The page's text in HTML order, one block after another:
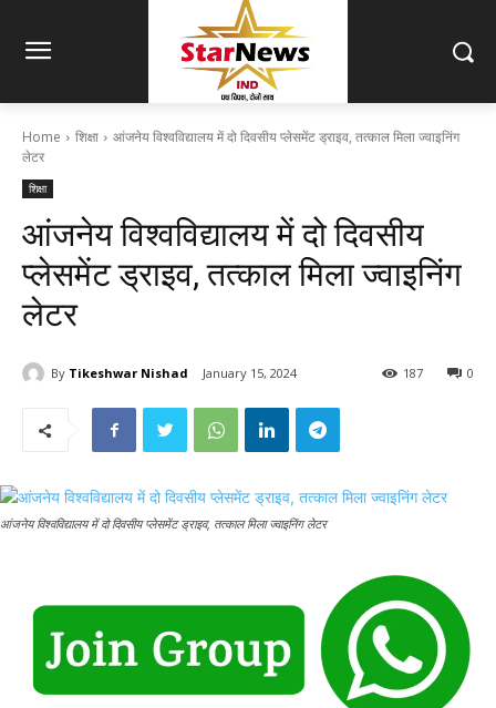
Home शिक्षा
आंजनेय विश्वविद्यालय में दो दिवसीय प्लेसमेंट ड्राइव, तत्काल मिला ज्वाइनिंग
लेटर
शिक्षा
आंजनेय विश्वविद्यालय में दो दिवसीय
प्लेसमेंट ड्राइव, तत्काल मिला ज्वाइनिंग
लेटर
By Tikeshwar Nishad January 15, 2024 0
187
आंजनेय विश्वविद्यालय में दो दिवसीय प्लेसमेंट ड्राइव, तत्काल मिला ज्वाइनिंग लेटर